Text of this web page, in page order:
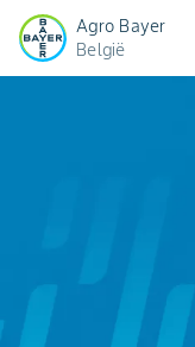
Agro Bayer
België